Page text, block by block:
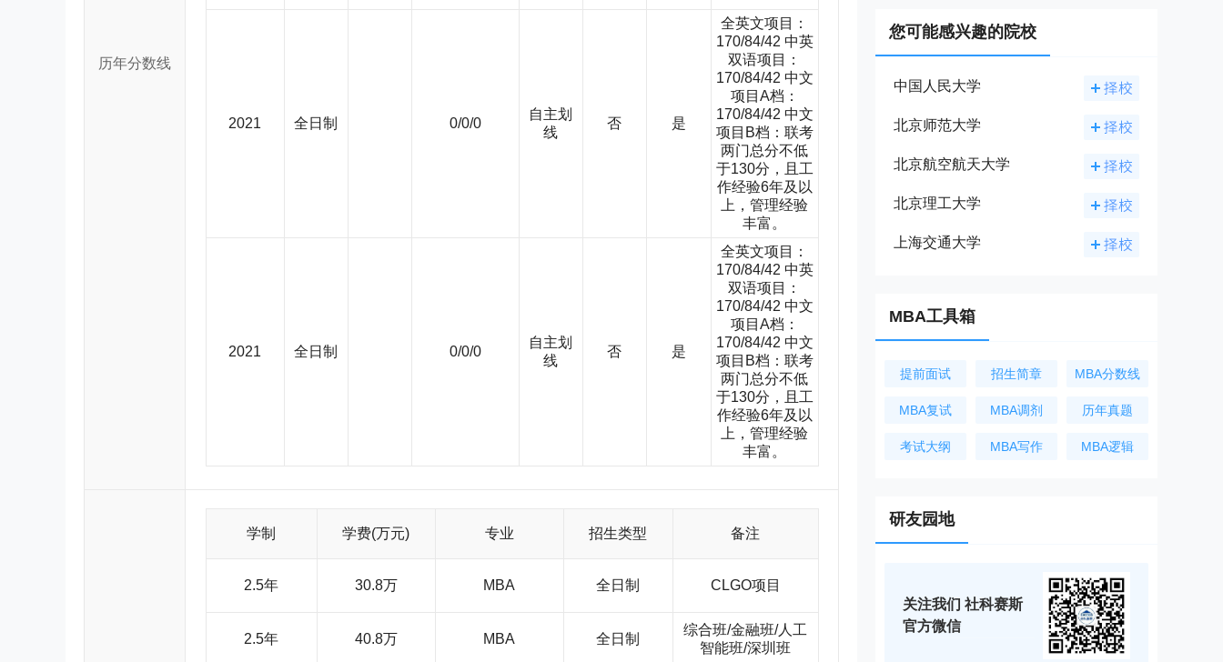
历年分数线
2021 全日制 0/0/0
自主划
线
否 是
全英文项目：
170/84/42 中英
双语项目：
170/84/42 中文
项目A档：
170/84/42 中文
项目B档：联考
两门总分不低
于130分，且工
作经验6年及以
上，管理经验
丰富。
2021 全日制 0/0/0
自主划
线
否 是
全英文项目：
170/84/42 中英
双语项目：
170/84/42 中文
项目A档：
170/84/42 中文
项目B档：联考
两门总分不低
于130分，且工
作经验6年及以
上，管理经验
丰富。
学制 学费(万元) 专业 招生类型 备注
2.5年 30.8万 MBA 全日制 CLGO项目
2.5年 40.8万 MBA 全日制
综合班/金融班/人工
智能班/深圳班
您可能感兴趣的院校
中国人民大学
北京师范大学
北京航空航天大学
北京理工大学
上海交通大学
MBA工具箱
提前面试 招生简章 MBA分数线
MBA复试 MBA调剂 历年真题
考试大纲 MBA写作 MBA逻辑
研友园地
关注我们 社科赛斯
官方微信